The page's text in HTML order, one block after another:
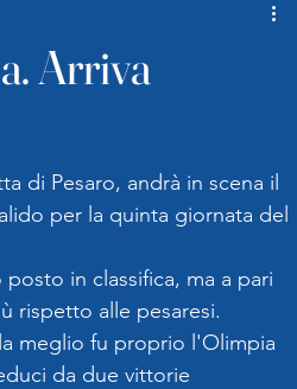
Arriva
di Pesaro, andrà in scena il
per la quinta giornata del
in classifica, ma a pari
rispetto alle pesaresi.
meglio fu proprio l'Olimpia
da due vittorie